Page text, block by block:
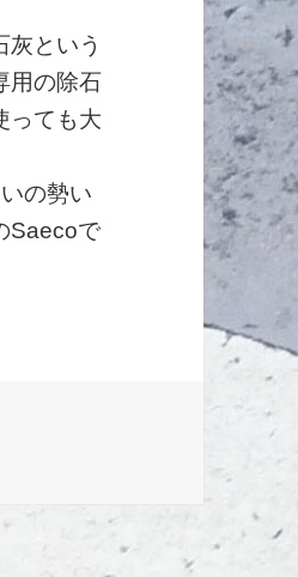
という
用の除石
っても大
の勢い
Saecoで